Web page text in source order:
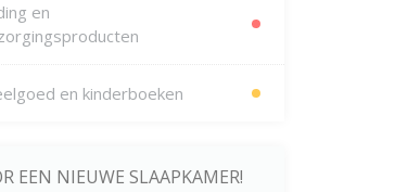
en
en kinderboeken
EEN NIEUWE SLAAPKAMER!